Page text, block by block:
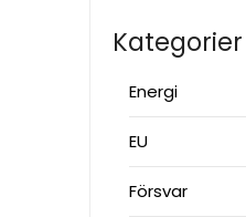
Kategorier
Energi
EU
Försvar